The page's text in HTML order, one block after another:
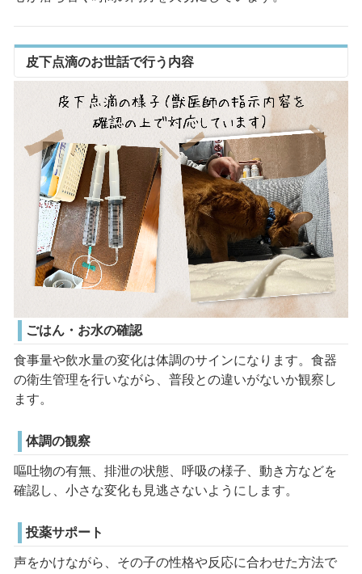
皮下点滴のお世話で行う内容
ごはん・お水の確認
食事量や飲水量の変化は体調のサインになります。食器
の衛生管理を行いながら、普段との違いがないか観察し
ます。
体調の観察
嘔吐物の有無、排泄の状態、呼吸の様子、動き方などを
確認し、小さな変化も見逃さないようにします。
投薬サポート
声をかけながら、その子の性格や反応に合わせた方法で